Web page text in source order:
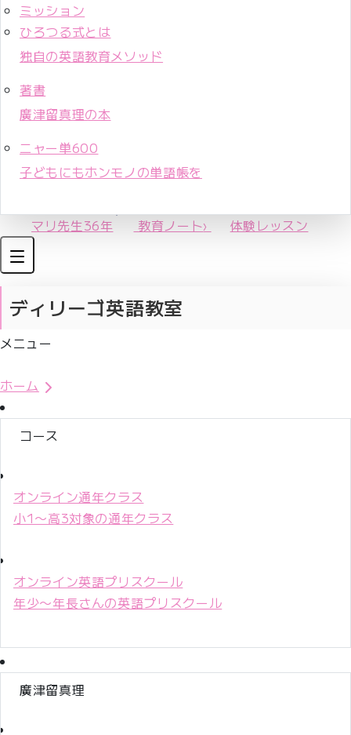
ミッション
ひろつる式とは
独自の英語教育メソッド
著書
廣津留真理の本
ニャー単600
子どもにもホンモノの単語帳を
マリ先生36年 教育ノート› 体験レッスン
ディリーゴ英語教室
メニュー
ホーム
コース
オンライン通年クラス
小1〜高3対象の通年クラス
オンライン英語プリスクール
年少〜年長さんの英語プリスクール
廣津留真理